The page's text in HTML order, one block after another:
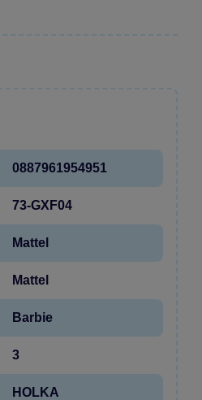
0887961954951
73-GXF04
Mattel
Mattel
Barbie
3
HOLKA